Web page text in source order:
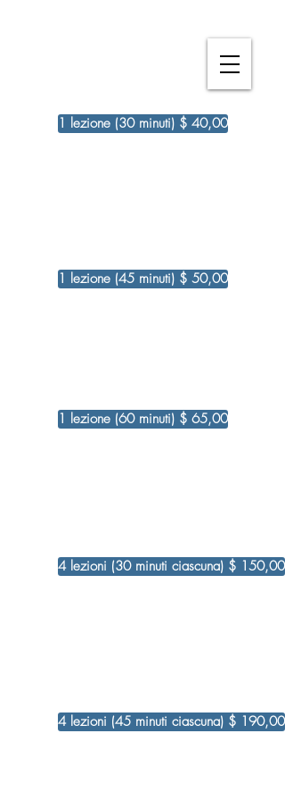
1 lezione (30 minuti) $ 40,00
1 lezione (45 minuti) $ 50,00
1 lezione (60 minuti) $ 65,00
4 lezioni (30 minuti ciascuna) $ 150,00
4 lezioni (45 minuti ciascuna) $ 190,00